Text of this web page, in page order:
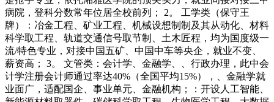
病院，登科分数常年位居全校前列； 2。 工学类（保守王
牌）：冶金工程、矿业工程、机械设想制制及其从动化、材料
科学取工程、轨道交通信号取节制、土木匠程，均为国度级一
流/特色专业，对接中国五矿、中国中车等央企，就业不变、
薪资高； 3。 文管类：会计学、金融学、、行政办理，此中会
计学注册会计师通过率达40%（全国平均15%），、金融学就
业面广，适配国企、事业单元、金融机构；：开设人工智能、